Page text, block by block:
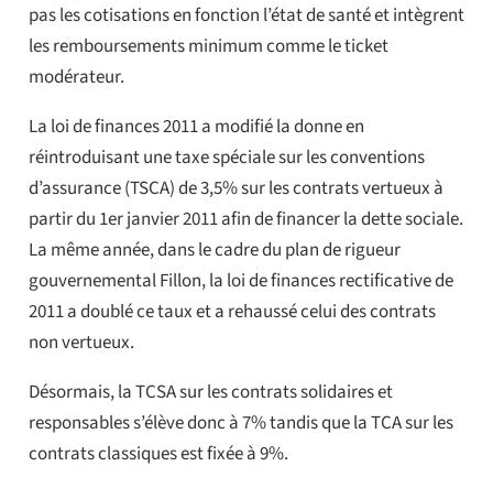
pas les cotisations en fonction l’état de santé et intègrent
les remboursements minimum comme le ticket
modérateur.
La loi de finances 2011 a modifié la donne en
réintroduisant une taxe spéciale sur les conventions
d’assurance (TSCA) de 3,5% sur les contrats vertueux à
partir du 1er janvier 2011 afin de financer la dette sociale.
La même année, dans le cadre du plan de rigueur
gouvernemental Fillon, la loi de finances rectificative de
2011 a doublé ce taux et a rehaussé celui des contrats
non vertueux.
Désormais, la TCSA sur les contrats solidaires et
responsables s’élève donc à 7% tandis que la TCA sur les
contrats classiques est fixée à 9%.